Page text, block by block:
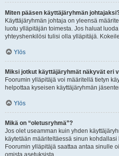
Miten pääsen käyttäjäryhmän
Käyttäjäryhmän johtaja on yleensä
luotu ylläpitäjän toimesta. Jos haluat
yhteyshenkilösi tulisi olla ylläpitäjä.
Ylös
Miksi jotkut käyttäjäryhmät näkyvät eri
Foorumin ylläpitäjä voi määritellä tietyn
helpottaa kyseisen käyttäjäryhmän
Ylös
Mikä on “oletusryhmä”?
Jos olet useamman kuin yhden
käytetään määriteltäessä sinun
Foorumin ylläpitäjä saattaa antaa sinulle
omista asetuksista.